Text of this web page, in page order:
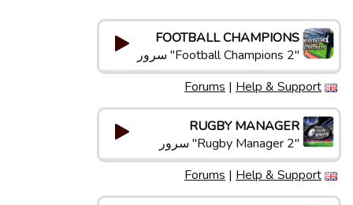
FOOTBALL CHAMPIONS
"Football Champions 2" سرور
Forums | Help & Support
RUGBY MANAGER
"Rugby Manager 2" سرور
Forums | Help & Support